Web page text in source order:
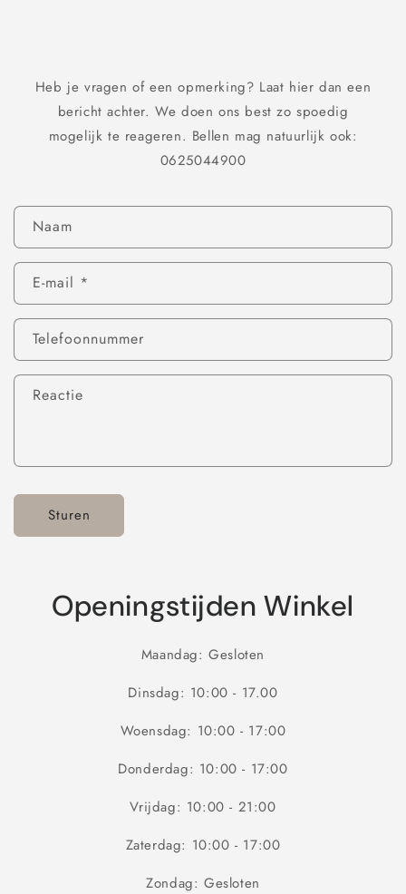
Heb je vragen of een opmerking? Laat hier dan een
bericht achter. We doen ons best zo spoedig
mogelijk te reageren. Bellen mag natuurlijk ook:
0625044900
C
o
n
a
t
f
m
i
Naam
E‑mail *
Telefoonnummer
Reactie
Sturen
Openingstijden Winkel
Maandag: Gesloten
Dinsdag: 10:00 - 17.00
Woensdag: 10:00 - 17:00
Donderdag: 10:00 - 17:00
Vrijdag: 10:00 - 21:00
Zaterdag: 10:00 - 17:00
Zondag: Gesloten